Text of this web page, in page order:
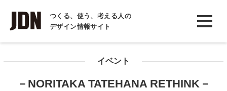
つくる、使う、考える人の
デザイン情報サイト
INTERVIEW
インタビュー
イベント
－NORITAKA TATEHANA RETHINK－